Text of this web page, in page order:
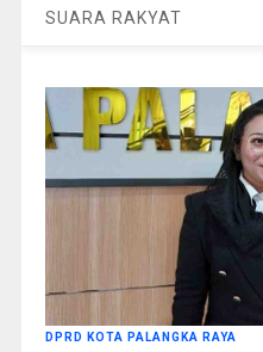
SUARA RAKYAT
DPRD KOTA PALANGKA RAYA